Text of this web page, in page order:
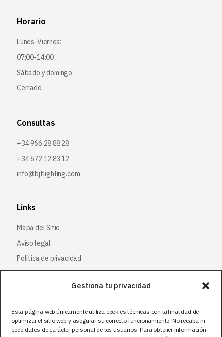
Gestiona tu privacidad
Esta página web únicamente utiliza cookies técnicas con la finalidad de
optimizar el sitio web y asegurar su correcto funcionamiento. No recaba ni
cede datos de carácter personal de los usuarios. Para obtener información
Horario
Lunes-Viernes:
07:00-14:00
Sábado y domingo:
Cerrado
Consultas
+34 966 28 88 28
+34 672 12 83 12
info@bjflighting.com
Links
Mapa del Sitio
Aviso legal
Política de privacidad
Política de cookies
Síguenos
Facebook